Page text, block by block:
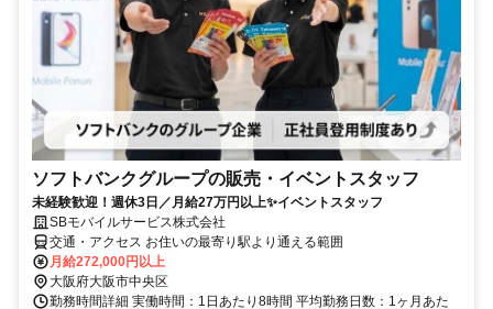
ソフトバンクグループの販売・イベントスタッフ
未経験歓迎！週休3日／月給27万円以上✨イベントスタッフ
SBモバイルサービス株式会社
交通・アクセス お住いの最寄り駅より通える範囲
月給272,000円以上
大阪府大阪市中央区
勤務時間詳細 実働時間：1日あたり8時間 平均勤務日数：1ヶ月あた